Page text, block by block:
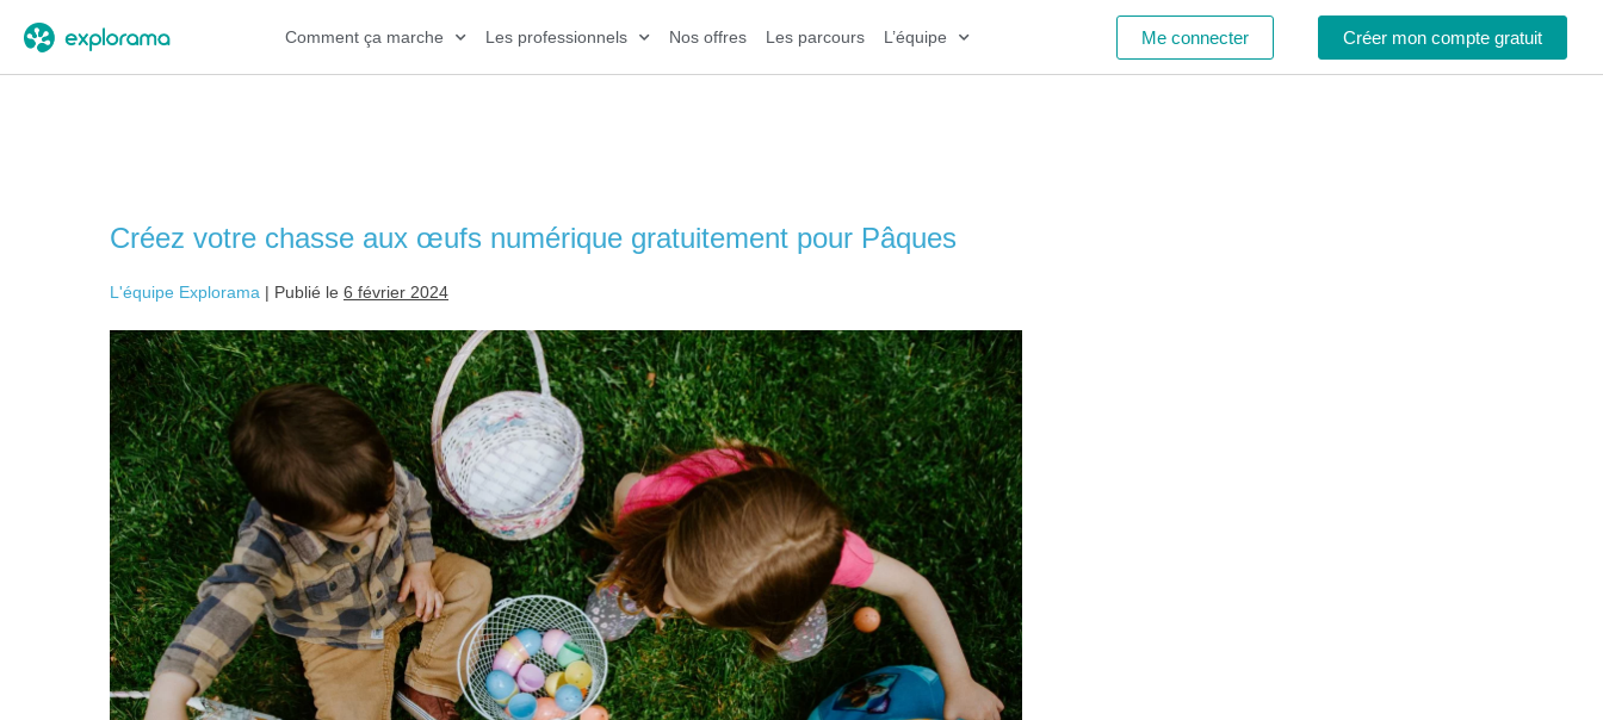
Comment ça marche Les professionnels Nos offres Les parcours L’équipe Me connecter Créer mon compte gratuit
Créez votre chasse aux œufs numérique gratuitement pour Pâques
L'équipe Explorama | Publié le 6 février 2024